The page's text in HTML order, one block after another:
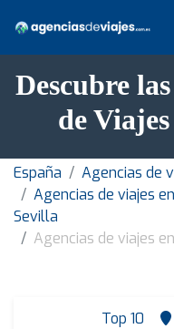
Descubre
de
España
Agencias de
Agencias de viajes
Sevilla
Agencias de viajes
Top 10